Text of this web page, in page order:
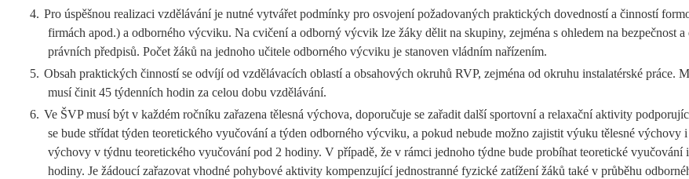
4. Pro úspěšnou realizaci vzdělávání je nutné vytvářet podmínky pro osvojení požadovaných praktických dovedností a činností
firmách apod.) a odborného výcviku. Na cvičení a odborný výcvik lze žáky dělit na skupiny, zejména s ohledem na bezpečnost
právních předpisů. Počet žáků na jednoho učitele odborného výcviku je stanoven vládním nařízením.
5. Obsah praktických činností se odvíjí od vzdělávacích oblastí a obsahových okruhů RVP, zejména od okruhu instalatérské
musí činit 45 týdenních hodin za celou dobu vzdělávání.
6. Ve ŠVP musí být v každém ročníku zařazena tělesná výchova, doporučuje se zařadit další sportovní a relaxační aktivity
se bude střídat týden teoretického vyučování a týden odborného výcviku, a pokud nebude možno zajistit výuku tělesné
výchovy v týdnu teoretického vyučování pod 2 hodiny. V případě, že v rámci jednoho týdne bude probíhat teoretické
hodiny. Je žádoucí zařazovat vhodné pohybové aktivity kompenzující jednostranné fyzické zatížení žáků také v průběhu